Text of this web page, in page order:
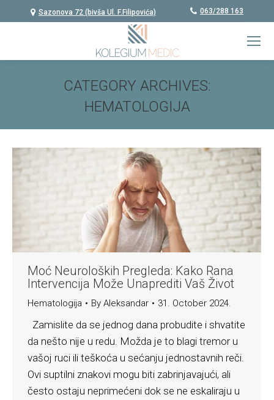
Sazonova 72 (bivša Ul. F.Filipovića) 063/288 163
CATEGORY ARCHIVES:
HEMATOLOGIJA
Moć Neuroloških Pregleda: Kako Rana
Intervencija Može Unaprediti Vaš Život
Hematologija By Aleksandar 31. October 2024.
Zamislite da se jednog dana probudite i shvatite
da nešto nije u redu. Možda je to blagi tremor u
vašoj ruci ili teškoća u sećanju jednostavnih reči.
Ovi suptilni znakovi mogu biti zabrinjavajući, ali
često ostaju neprimećeni dok se ne eskaliraju u